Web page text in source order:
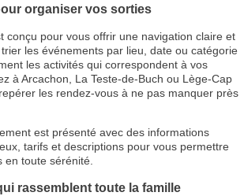
organiser vos sorties
conçu pour vous offrir une navigation claire et
les événements par lieu, date ou catégorie
les activités qui correspondent à vos
à Arcachon, La Teste-de-Buch ou Lège-Cap
les rendez-vous à ne pas manquer près
est présenté avec des informations
tarifs et descriptions pour vous permettre
en toute sérénité.
rassemblent toute la famille